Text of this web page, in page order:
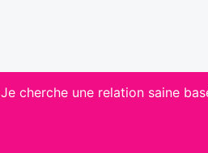
Je cherche une relation saine